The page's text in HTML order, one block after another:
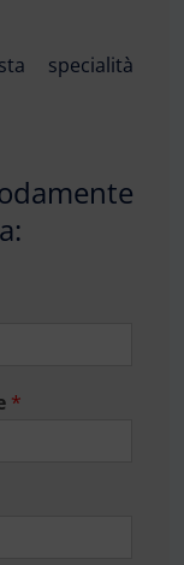
specialità
*